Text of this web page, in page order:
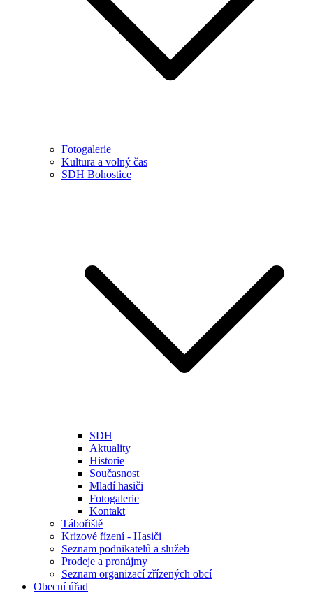
Fotogalerie
Kultura a volný čas
SDH Bohostice
SDH
Aktuality
Historie
Současnost
Mladí hasiči
Fotogalerie
Kontakt
Tábořiště
Krizové řízení - Hasiči
Seznam podnikatelů a služeb
Prodeje a pronájmy
Seznam organizací zřízených obcí
Obecní úřad